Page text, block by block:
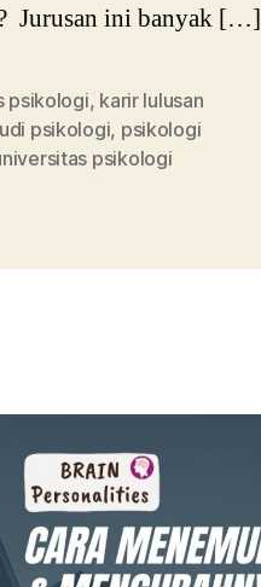
Jurusan ini banyak […]
psikologi, karir lulusan
psikologi, psikologi
psikologi